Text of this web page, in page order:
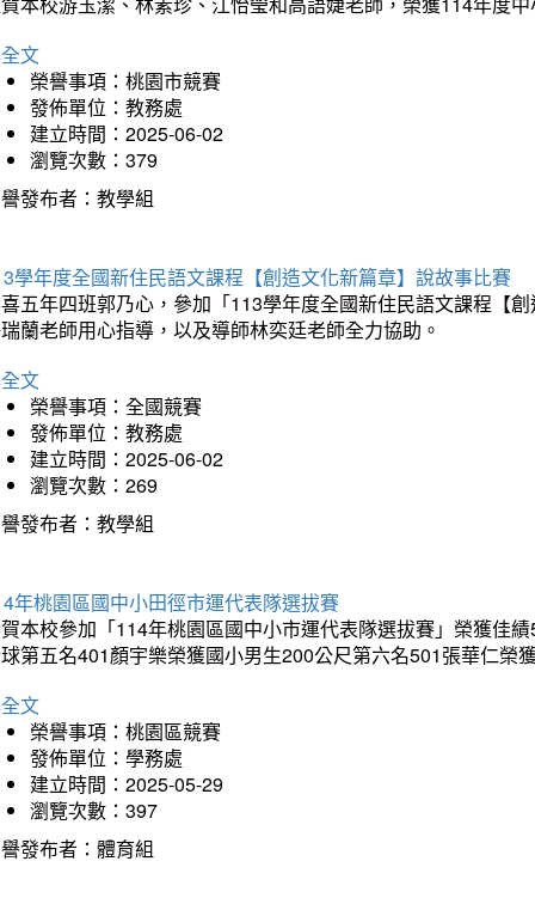
文
榮譽事項：桃園市競賽
發佈單位：教務處
建立時間：2025-06-02
瀏覽次數：379
發布者：教學組
學年度全國新住民語文課程【創造文化新篇章】說故事比賽
五年四班郭乃心，參加「113學年度全國新住民語文課程【
蘭老師用心指導，以及導師林奕廷老師全力協助。
文
榮譽事項：全國競賽
發佈單位：教務處
建立時間：2025-06-02
瀏覽次數：269
發布者：教學組
年桃園區國中小田徑市運代表隊選拔賽
本校參加「114年桃園區國中小市運代表隊選拔賽」榮獲佳
第五名401顏宇樂榮獲國小男生200公尺第六名501張華仁
文
榮譽事項：桃園區競賽
發佈單位：學務處
建立時間：2025-05-29
瀏覽次數：397
發布者：體育組